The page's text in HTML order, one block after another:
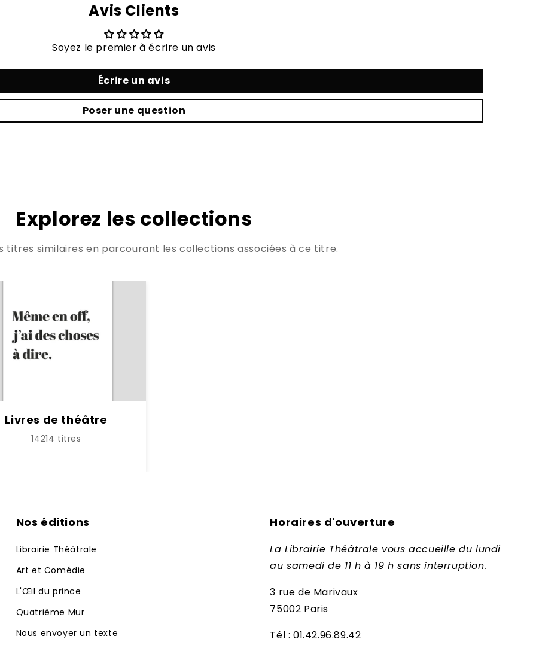
Avis Clients
Soyez le premier à écrire un avis
Écrire un avis
Poser une question
Explorez les collections
titres similaires en parcourant les collections associées à ce titre.
Livres de théâtre
14214 titres
Nos éditions
Librairie Théâtrale
Art et Comédie
L'Œil du prince
Quatrième Mur
Nous envoyer un texte
Horaires d'ouverture
La Librairie Théâtrale vous accueille du lundi
au samedi de 11 h à 19 h sans interruption.
3 rue de Marivaux
75002 Paris
Tél : 01.42.96.89.42